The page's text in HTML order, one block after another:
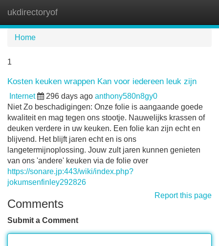
ukdirectoryof
Home
1
Kosten keuken wrappen Kan voor iedereen leuk zijn
Internet 296 days ago anthony580n8gy0
Niet Zo beschadigingen: Onze folie is aangaande goede
kwaliteit en mag tegen ons stootje. Nauwelijks krassen of
deuken verdere in uw keuken. Een folie kan zijn echt en
blijvend. Het blijft jaren echt en is ons
langetermijnoplossing. Jouw zult jaren kunnen genieten
van ons 'andere' keuken via de folie over
https://sonare.jp:443/wiki/index.php?
jokumsenfinley292826
Report this page
Comments
Submit a Comment